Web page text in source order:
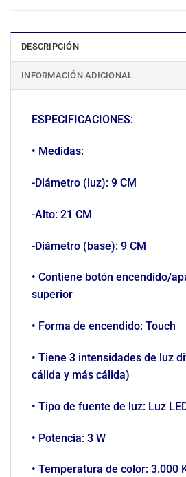
DESCRIPCIÓN
INFORMACIÓN ADICIONAL
ESPECIFICACIONES:
• Medidas:
-Diámetro (luz): 9 CM
-Alto: 21 CM
-Diámetro (base): 9 CM
• Contiene botón encendido/
superior
• Forma de encendido: Touch
• Tiene 3 intensidades de luz
cálida y más cálida)
• Tipo de fuente de luz: Luz
• Potencia: 3 W
• Temperatura de color: 3.000